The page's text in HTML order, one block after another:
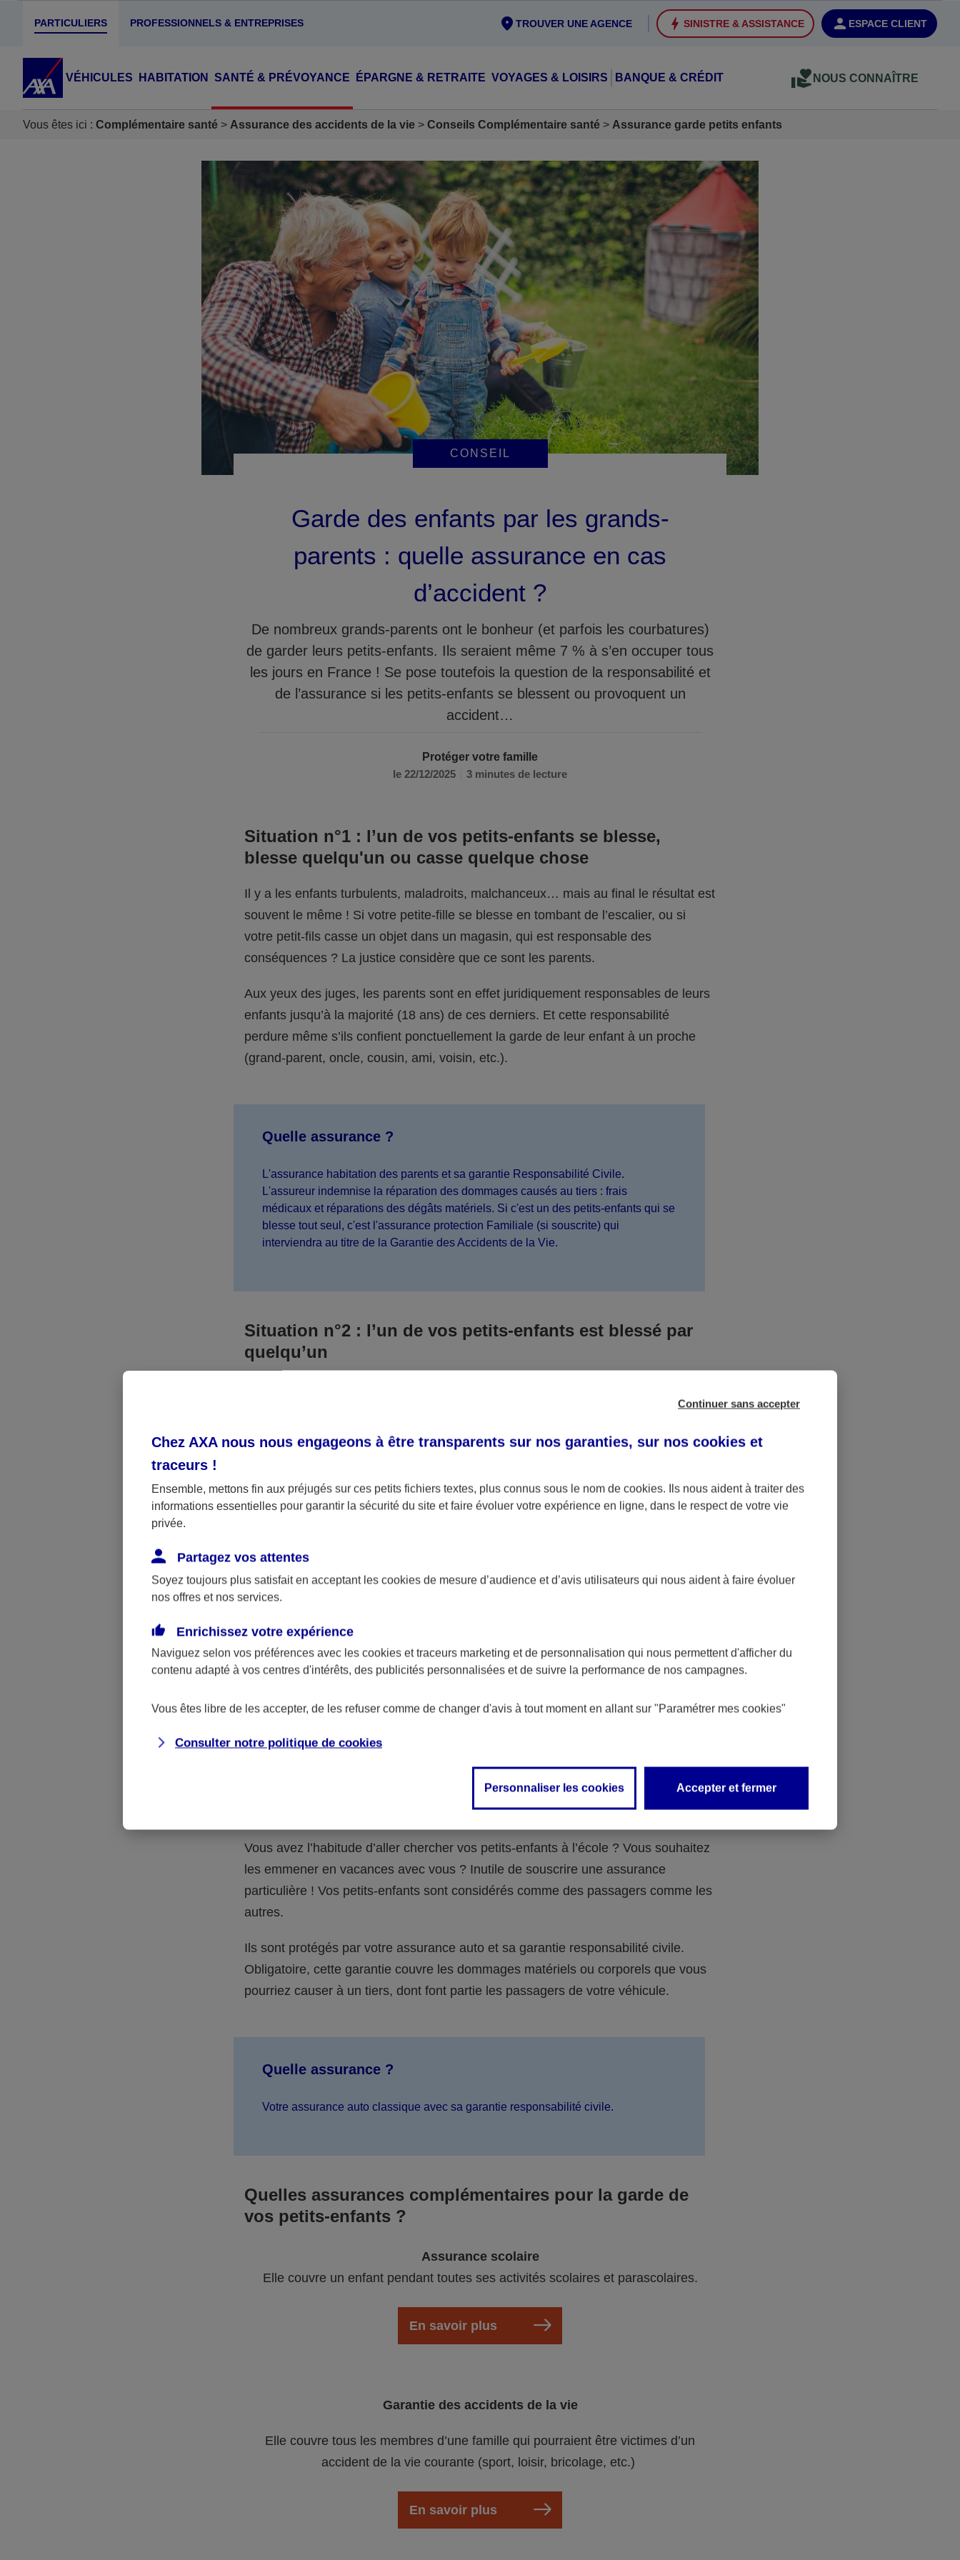
PARTICULIERS PROFESSIONNELS & ENTREPRISES ESPACE CLIENT
SINISTRE & ASSISTANCE
TROUVER UNE AGENCE
VÉHICULES HABITATION SANTÉ & PRÉVOYANCE ÉPARGNE & RETRAITE VOYAGES & LOISIRS BANQUE & CRÉDIT NOUS CONNAÎTRE
Vous êtes ici : Complémentaire santé Assurance des accidents de la vie Conseils Complémentaire santé Assurance garde petits enfants
CONSEIL
Protéger votre famille
le 22/12/2025
3 minutes de lecture
Garde des enfants par les grands-
parents : quelle assurance en cas
d’accident ?
De nombreux grands-parents ont le bonheur (et parfois les courbatures)
de garder leurs petits-enfants. Ils seraient même 7 % à s’en occuper tous
les jours en France ! Se pose toutefois la question de la responsabilité et
de l’assurance si les petits-enfants se blessent ou provoquent un
accident…
Situation n°1 : l’un de vos petits-enfants se blesse,
blesse quelqu'un ou casse quelque chose
Il y a les enfants turbulents, maladroits, malchanceux… mais au final le résultat est
souvent le même ! Si votre petite-fille se blesse en tombant de l’escalier, ou si
votre petit-fils casse un objet dans un magasin, qui est responsable des
conséquences ? La justice considère que ce sont les parents.
Aux yeux des juges, les parents sont en effet juridiquement responsables de leurs
enfants jusqu’à la majorité (18 ans) de ces derniers. Et cette responsabilité
perdure même s’ils confient ponctuellement la garde de leur enfant à un proche
(grand-parent, oncle, cousin, ami, voisin, etc.).
Quelle assurance ?
L'assurance habitation des parents et sa garantie Responsabilité Civile.
L'assureur indemnise la réparation des dommages causés au tiers : frais
médicaux et réparations des dégâts matériels. Si c'est un des petits-enfants qui se
blesse tout seul, c'est l'assurance protection Familiale (si souscrite) qui
interviendra au titre de la Garantie des Accidents de la Vie.
Situation n°2 : l’un de vos petits-enfants est blessé par
quelqu’un
responsable. Aux yeux de la justice, le responsable est la personne ayant entrainé
médicaux et éventuelles indemnisations en guise de dommage.
Néanmoins, si aucun responsable n’a été désigné ou retrouvé pour l’accident dont
a été victime votre petit-fils ou petite-fille, seule une assurance spécifique
fonctionner.
Quelle assurance ?
La responsabilité civile de la personne désignée comme responsable de
accidents de la vie) que vous auriez souscrite pour votre famille.
Situation n°3 : vous avez un accident de voiture avec vos
Vous avez l’habitude d’aller chercher vos petits-enfants à l’école ? Vous souhaitez
les emmener en vacances avec vous ? Inutile de souscrire une assurance
particulière ! Vos petits-enfants sont considérés comme des passagers comme les
autres.
Ils sont protégés par votre assurance auto et sa garantie responsabilité civile.
Obligatoire, cette garantie couvre les dommages matériels ou corporels que vous
pourriez causer à un tiers, dont font partie les passagers de votre véhicule.
Quelle assurance ?
Votre assurance auto classique avec sa garantie responsabilité civile.
Quelles assurances complémentaires pour la garde de
vos petits-enfants ?
Assurance scolaire
Elle couvre un enfant pendant toutes ses activités scolaires et parascolaires.
En savoir plus
Garantie des accidents de la vie
Elle couvre tous les membres d’une famille qui pourraient être victimes d’un
accident de la vie courante (sport, loisir, bricolage, etc.)
En savoir plus
Continuer sans accepter
Chez AXA nous nous engageons à être transparents sur nos garanties, sur nos cookies et
traceurs !
Ensemble, mettons fin aux préjugés sur ces petits fichiers textes, plus connus sous le nom de cookies. Ils nous aident à traiter des
informations essentielles pour garantir la sécurité du site et faire évoluer votre expérience en ligne, dans le respect de votre vie
privée.
Partagez vos attentes
Soyez toujours plus satisfait en acceptant les cookies de mesure d’audience et d’avis utilisateurs qui nous aident à faire évoluer
nos offres et nos services.
Enrichissez votre expérience
Naviguez selon vos préférences avec les cookies et traceurs marketing et de personnalisation qui nous permettent d'afficher du
contenu adapté à vos centres d'intérêts, des publicités personnalisées et de suivre la performance de nos campagnes.
Vous êtes libre de les accepter, de les refuser comme de changer d'avis à tout moment en allant sur "Paramétrer mes cookies"
Consulter notre politique de cookies
Personnaliser les cookies Accepter et fermer